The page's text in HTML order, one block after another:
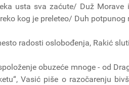
usta sva zaćute/ Duž
kog je preleteo/ Duh potpunog
radosti oslobođenja, Rakić
obuzeće mnoge - od
Vasić piše o razočarenju